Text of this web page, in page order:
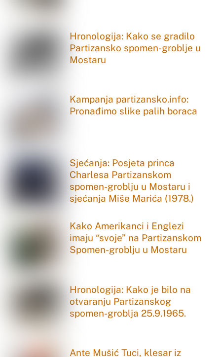
Hronologija: Kako se gradilo
Partizansko spomen-groblje u
Mostaru
Kampanja partizansko.info:
Pronađimo slike palih boraca
Sjećanja: Posjeta princa
Charlesa Partizanskom
spomen-groblju u Mostaru i
sjećanja Miše Marića (1978.)
Kako Amerikanci i Englezi
imaju “svoje” na Partizanskom
Spomen-groblju u Mostaru
Hronologija: Kako je bilo na
otvaranju Partizanskog
spomen-groblja 25.9.1965.
Ante Mušić Tuci, klesar iz